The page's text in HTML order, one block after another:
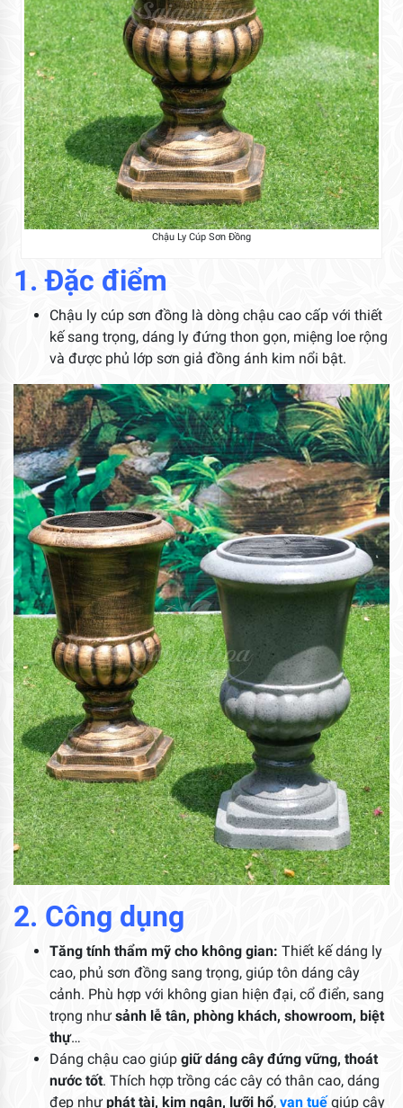
Chậu Ly Cúp Sơn Đồng
1. Đặc điểm
Chậu ly cúp sơn đồng là dòng chậu cao cấp với thiết
kế sang trọng, dáng ly đứng thon gọn, miệng loe rộng
và được phủ lớp sơn giả đồng ánh kim nổi bật.
2. Công dụng
Tăng tính thẩm mỹ cho không gian: Thiết kế dáng ly
cao, phủ sơn đồng sang trọng, giúp tôn dáng cây
cảnh. Phù hợp với không gian hiện đại, cổ điển, sang
trọng như sảnh lễ tân, phòng khách, showroom, biệt
thự…
Dáng chậu cao giúp giữ dáng cây đứng vững, thoát
nước tốt. Thích hợp trồng các cây có thân cao, dáng
đẹp như phát tài, kim ngân, lưỡi hổ, vạn tuế giúp cây